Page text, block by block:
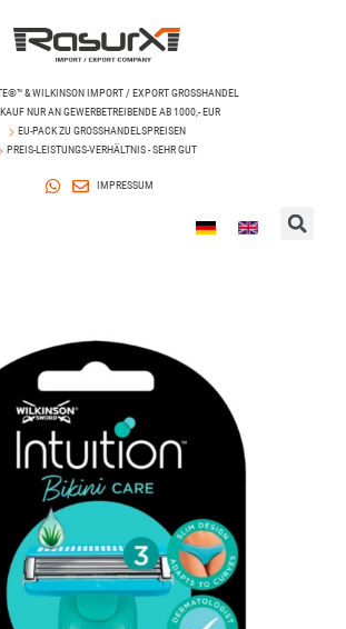
& WILKINSON IMPORT / EXPORT GROSSHANDEL
NUR AN GEWERBETREIBENDE AB 1000,- EUR
EU-PACK ZU GROSSHANDELSPREISEN
PREIS-LEISTUNGS-VERHÄLTNIS - SEHR GUT
IMPRESSUM